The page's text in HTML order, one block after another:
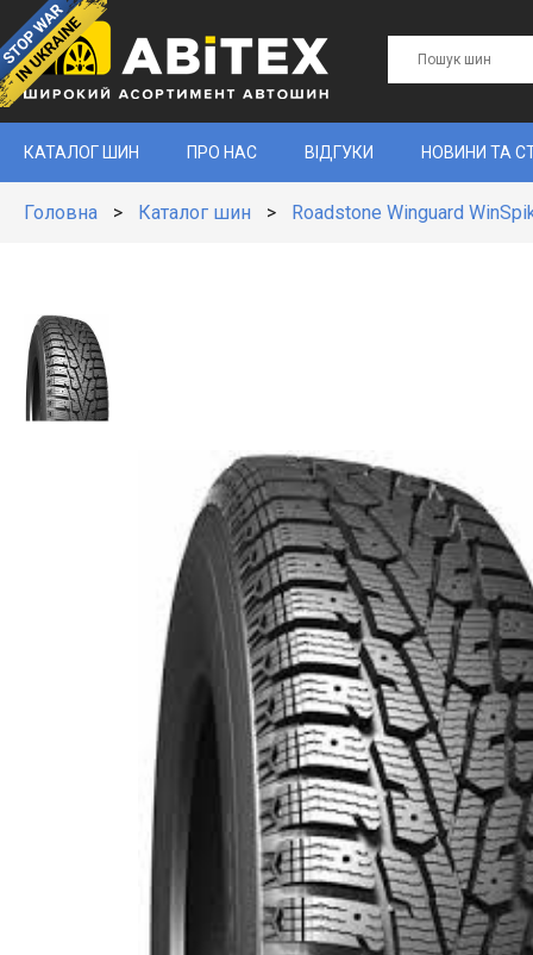
КАТАЛОГ ШИН ПРО НАС ВІДГУКИ НОВИНИ ТА
Головна > Каталог шин > Roadstone Winguard